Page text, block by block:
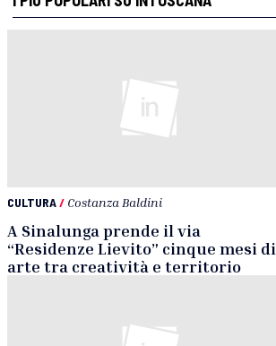
CULTURA/ Costanza Baldini
A Sinalunga prende il via
“Residenze Lievito” cinque mesi di
arte tra creatività e territorio